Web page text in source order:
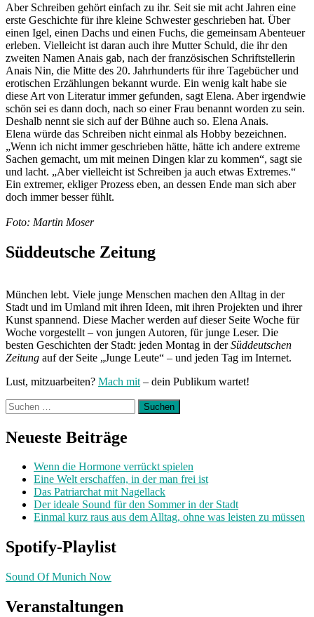
Aber Schreiben gehört einfach zu ihr. Seit sie mit acht Jahren eine
erste Geschichte für ihre kleine Schwester geschrieben hat. Über
einen Igel, einen Dachs und einen Fuchs, die gemeinsam Abenteuer
erleben. Vielleicht ist daran auch ihre Mutter Schuld, die ihr den
zweiten Namen Anais gab, nach der französischen Schriftstellerin
Anais Nin, die Mitte des 20. Jahrhunderts für ihre Tagebücher und
erotischen Erzählungen bekannt wurde. Ein wenig kalt habe sie
diese Art von Literatur immer gefunden, sagt Elena. Aber irgendwie
schön sei es dann doch, nach so einer Frau benannt worden zu sein.
Deshalb nennt sie sich auf der Bühne auch so. Elena Anais.
Elena würde das Schreiben nicht einmal als Hobby bezeichnen.
„Wenn ich nicht immer geschrieben hätte, hätte ich andere extreme
Sachen gemacht, um mit meinen Dingen klar zu kommen“, sagt sie
und lacht. „Aber vielleicht ist Schreiben ja auch etwas Extremes.“
Ein extremer, ekliger Prozess eben, an dessen Ende man sich aber
doch immer besser fühlt.
Foto: Martin Moser
Süddeutsche Zeitung
München lebt. Viele junge Menschen machen den Alltag in der
Stadt und im Umland mit ihren Ideen, mit ihren Projekten und ihrer
Kunst spannend. Diese Macher werden auf dieser Seite Woche für
Woche vorgestellt – von jungen Autoren, für junge Leser. Die
besten Geschichten der Stadt: jeden Montag in derSüddeutschen
Zeitung auf der Seite „Junge Leute“ – und jeden Tag im Internet.
Lust, mitzuarbeiten? Mach mit – dein Publikum wartet!
Suchen
nach:
Neueste Beiträge
Wenn die Hormone verrückt spielen
Eine Welt erschaffen, in der man frei ist
Das Patriarchat mit Nagellack
Der ideale Sound für den Sommer in der Stadt
Einmal kurz raus aus dem Alltag, ohne was leisten zu müssen
Spotify-Playlist
Sound Of Munich Now
Veranstaltungen